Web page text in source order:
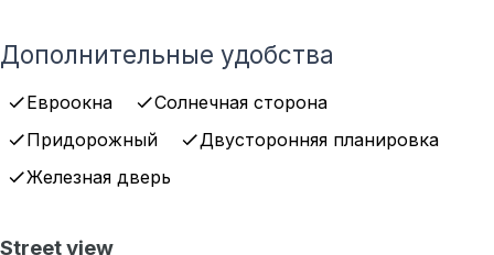
Дополнительные удобства
Евроокна
Солнечная сторона
Придорожный
Двусторонняя планировка
Железная дверь
Street view